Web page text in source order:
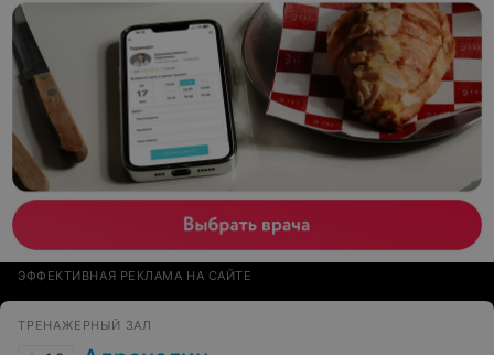
ЭФФЕКТИВНАЯ РЕКЛАМА НА САЙТЕ
ТРЕНАЖЕРНЫЙ ЗАЛ